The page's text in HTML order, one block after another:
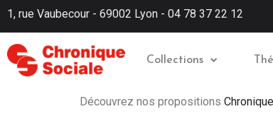
1, rue Vaubecour - 69002 Lyon - 04 78 37 22 12
Collections
Découvrez nos propositions